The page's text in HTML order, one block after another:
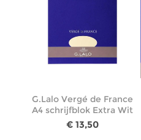
G.Lalo Vergé de France
A4 schrijfblok Extra Wit
€ 13,50